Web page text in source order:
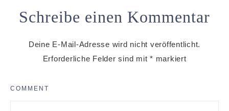
Schreibe einen Kommentar
Deine E-Mail-Adresse wird nicht veröffentlicht.
Erforderliche Felder sind mit * markiert
COMMENT